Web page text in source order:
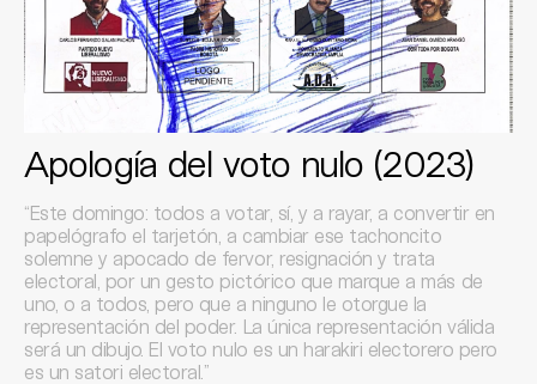
Apología del voto nulo (2023)
“Este domingo: todos a votar, sí, y a rayar, a convertir en
papelógrafo el tarjetón, a cambiar ese tachoncito
solemne y apocado de fervor, resignación y trata
electoral, por un gesto pictórico que marque a más de
uno, o a todos, pero que a ninguno le otorgue la
representación del poder. La única representación válida
será un dibujo. El voto nulo es un harakiri electorero pero
es un satori electoral.”